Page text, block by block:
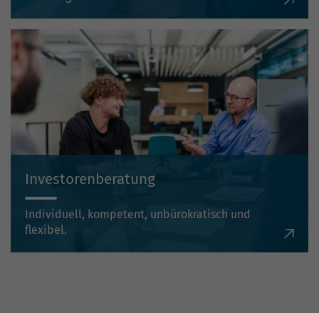
Investorenberatung
Individuell, kompetent, unbürokratisch und
flexibel.